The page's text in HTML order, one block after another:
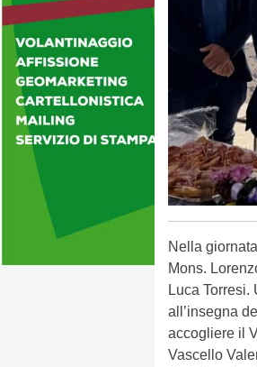
Nella
Mons.
Luca
all’insegna
accogliere il
Vascello